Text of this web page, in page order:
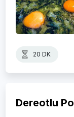
20 DK
Dereotlu